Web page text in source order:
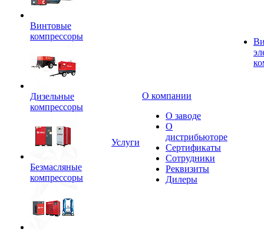
Винтовые
компрессоры
Дизельные
компрессоры
Безмасляные
компрессоры
Услуги
О компании
О заводе
О
дистрибьюторе
Сертификаты
Сотрудники
Реквизиты
Дилеры